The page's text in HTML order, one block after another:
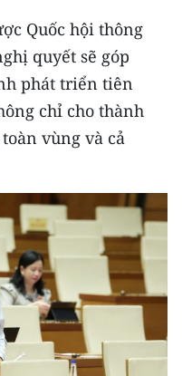
Tây
Quốc hội thông
quyết sẽ góp
phát triển tiên
chỉ cho thành
vùng và cả